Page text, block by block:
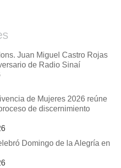
Juan Miguel Castro Rojas
de Radio Sinaí
de Mujeres 2026 reúne
de discernimiento
Domingo de la Alegría en